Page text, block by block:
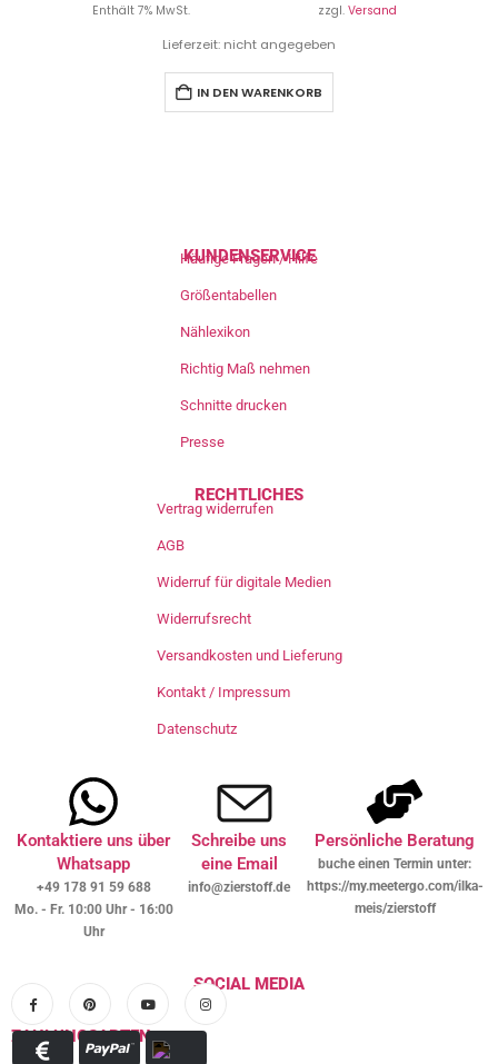
Enthält 7% MwSt. zzgl. Versand
Lieferzeit: nicht angegeben
IN DEN WARENKORB
KUNDENSERVICE
Häufige Fragen / Hilfe
Größentabellen
Nählexikon
Richtig Maß nehmen
Schnitte drucken
Presse
RECHTLICHES
Vertrag widerrufen
AGB
Widerruf für digitale Medien
Widerrufsrecht
Versandkosten und Lieferung
Kontakt / Impressum
Datenschutz
Kontaktiere uns über
Whatsapp
+49 178 91 59 688
Mo. - Fr. 10:00 Uhr - 16:00
Uhr
Schreibe uns
eine Email
info@zierstoff.de
Persönliche Beratung
buche einen Termin unter:
https://my.meetergo.com/ilka-
meis/zierstoff
SOCIAL MEDIA
ZAHLUNGSARTEN